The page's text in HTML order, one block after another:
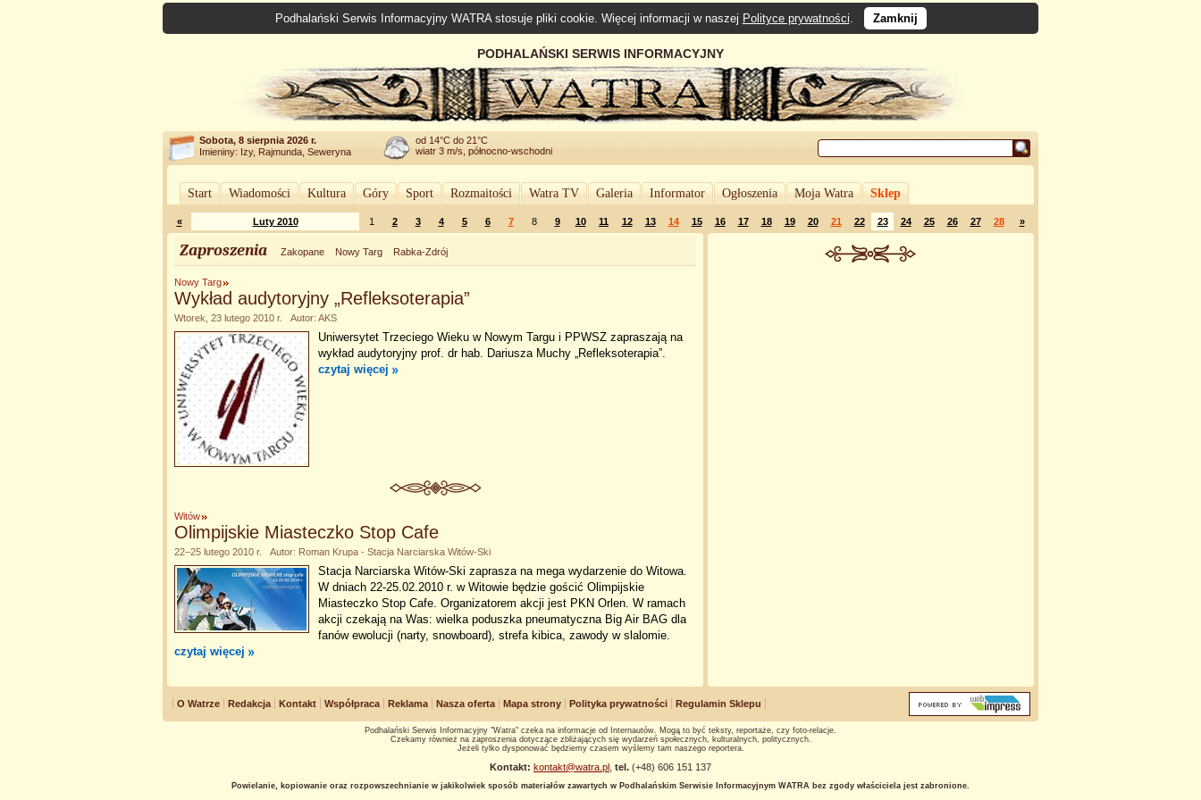
Podhalański Serwis Informacyjny WATRA stosuje pliki cookie. Więcej informacji w naszej Polityce prywatności. Zamknij
PODHALAŃSKI SERWIS INFORMACYJNY
Sobota, 8 sierpnia 2026 r.
Imieniny: Izy, Rajmunda, Seweryna
od 14°C do 21°C
wiatr 3 m/s, północno-wschodni
Start Wiadomości Kultura Góry Sport Rozmaitości Watra TV Galeria Informator Ogłoszenia Moja Watra Sklep
« Luty 2010 1 2 3 4 5 6 7 8 9 10 11 12 13 14 15 16 17 18 19 20 21 22 23 24 25 26 27 28 »
Zaproszenia Zakopane Nowy Targ Rabka-Zdrój
Nowy Targ
Wykład audytoryjny „Refleksoterapia”
Wtorek, 23 lutego 2010 r. Autor: AKS
Uniwersytet Trzeciego Wieku w Nowym Targu i PPWSZ zapraszają na
wykład audytoryjny prof. dr hab. Dariusza Muchy „Refleksoterapia”.
czytaj więcej
Witów
Olimpijskie Miasteczko Stop Cafe
22–25 lutego 2010 r. Autor: Roman Krupa - Stacja Narciarska Witów-Ski
Stacja Narciarska Witów-Ski zaprasza na mega wydarzenie do Witowa.
W dniach 22-25.02.2010 r. w Witowie będzie gościć Olimpijskie
Miasteczko Stop Cafe. Organizatorem akcji jest PKN Orlen. W ramach
akcji czekają na Was: wielka poduszka pneumatyczna Big Air BAG dla
fanów ewolucji (narty, snowboard), strefa kibica, zawody w slalomie.
czytaj więcej
O Watrze Redakcja Kontakt Współpraca Reklama Nasza oferta Mapa strony Polityka prywatności Regulamin Sklepu
Podhalański Serwis Informacyjny "Watra" czeka na informacje od Internautów. Mogą to być teksty, reportaże, czy foto-relacje.
Czekamy również na zaproszenia dotyczące zbliżających się wydarzeń społecznych, kulturalnych, politycznych.
Jeżeli tylko dysponować będziemy czasem wyślemy tam naszego reportera.
Kontakt: kontakt@watra.pl tel. (+48) 606 151 137
Powielanie, kopiowanie oraz rozpowszechnianie w jakikolwiek sposób materiałów zawartych w Podhalańskim Serwisie Informacyjnym WATRA bez zgody właściciela jest zabronione.